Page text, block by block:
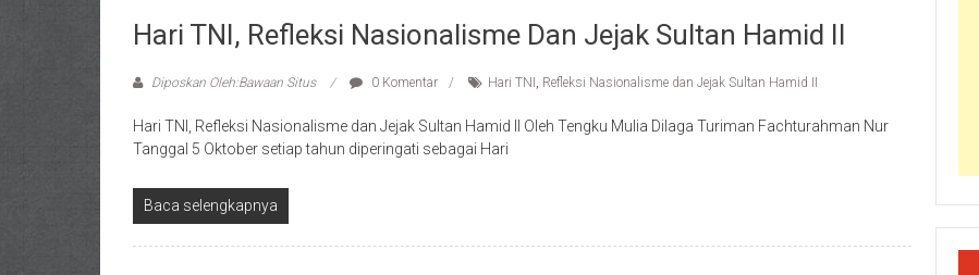
Hari TNI, Refleksi Nasionalisme Dan Jejak Sultan Hamid II
Diposkan Oleh:Bawaan Situs 0 Komentar Hari TNI , Refleksi Nasionalisme dan Jejak Sultan Hamid II
Hari TNI, Refleksi Nasionalisme dan Jejak Sultan Hamid II Oleh Tengku Mulia Dilaga Turiman Fachturahman Nur
Tanggal 5 Oktober setiap tahun diperingati sebagai Hari
Baca selengkapnya